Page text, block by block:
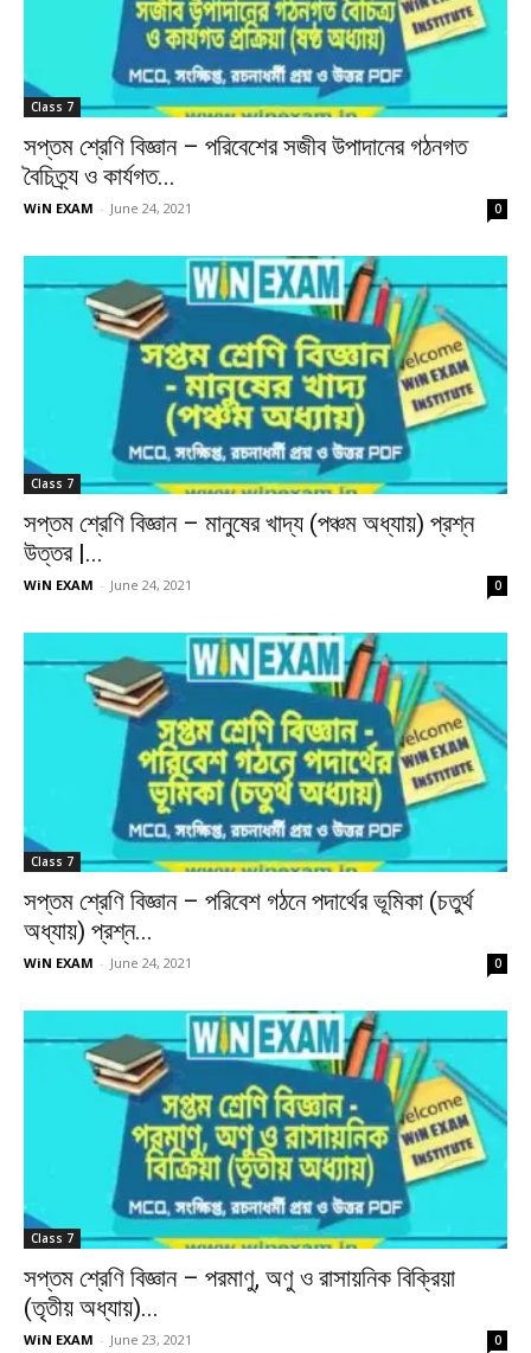
Class 7
সপ্তম শ্রেণি বিজ্ঞান – পরিবেশের সজীব উপাদানের গঠনগত
বৈচিত্র্য ও কার্যগত...
WiN EXAM - June 24, 2021 0
Class 7
সপ্তম শ্রেণি বিজ্ঞান – মানুষের খাদ্য (পঞ্চম অধ্যায়) প্রশ্ন
উত্তর |...
WiN EXAM - June 24, 2021 0
Class 7
সপ্তম শ্রেণি বিজ্ঞান – পরিবেশ গঠনে পদার্থের ভূমিকা (চতুর্থ
অধ্যায়) প্রশ্ন...
WiN EXAM - June 24, 2021 0
Class 7
সপ্তম শ্রেণি বিজ্ঞান – পরমাণু, অণু ও রাসায়নিক বিক্রিয়া
(তৃতীয় অধ্যায়)...
WiN EXAM - June 23, 2021 0